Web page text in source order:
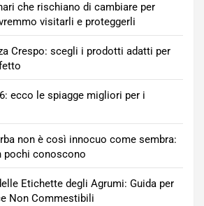
che rischiano di cambiare per
visitarli e proteggerli
Crespo: scegli i prodotti adatti per
ecco le spiagge migliori per i
non è così innocuo come sembra:
pochi conoscono
Etichette degli Agrumi: Guida per
Non Commestibili